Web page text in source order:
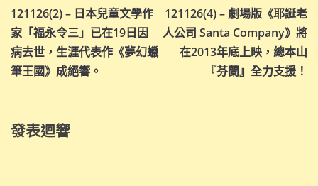
章
導
覽
121126(2) – 日本兒童文學作
家「福永令三」已在19日因
病去世，生涯代表作《夢幻蠟
筆王國》成絕響。
121126(4) – 劇場版《耶誕老
人公司 Santa Company》將
在2013年底上映，總本山
『芬蘭』全力支援！
發表迴響